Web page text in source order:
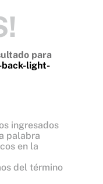
para
light-
ingresados
palabra
en la
del término